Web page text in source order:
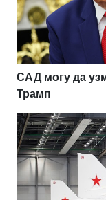
САД могу да
Трамп